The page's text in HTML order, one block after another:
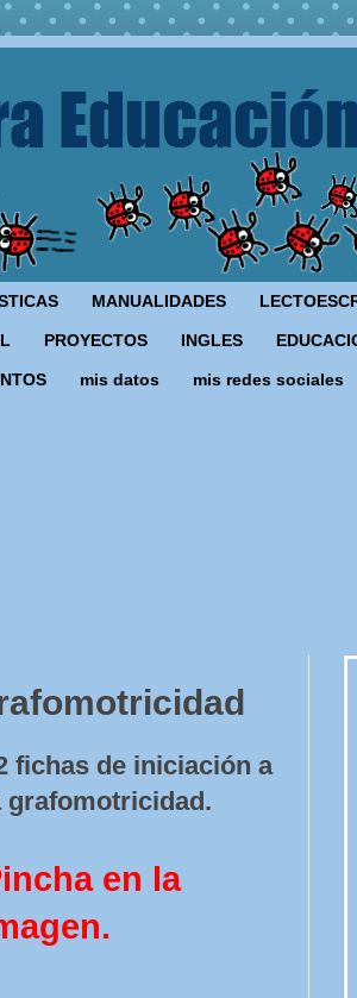
MANUALIDADES
PROYECTOS INGLES
mis datos mis redes sociales
fichas de iniciación a
grafomotricidad.
en la